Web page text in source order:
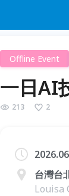
Offline Event
一日AI
213 2
台灣台
Louisa